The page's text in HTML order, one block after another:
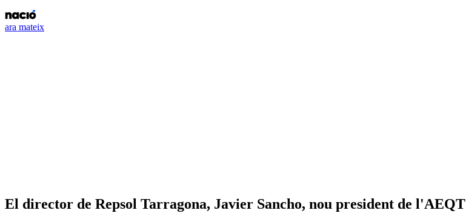
ara mateix
El director de Repsol Tarragona, Javier Sancho, nou president de l'AEQT